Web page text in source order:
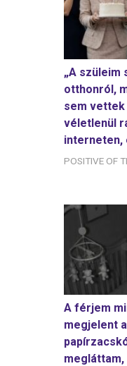
„A szüleim
otthonról,
sem vettek
véletlenül
interneten,
POSITIVE OF
A férjem
megjelent